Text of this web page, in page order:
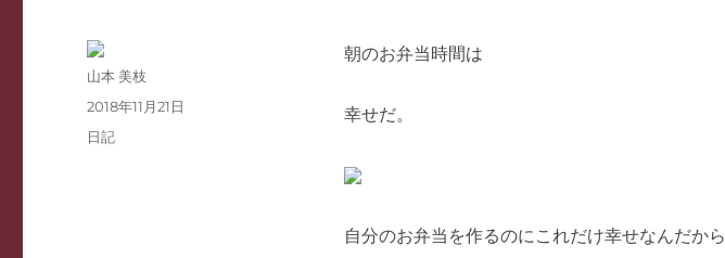
朝のお弁当時間は
幸せだ。
自分のお弁当を作るのにこれだけ幸せなんだから
投
山本 美枝
投
稿
2018年11月21日
カ
日記